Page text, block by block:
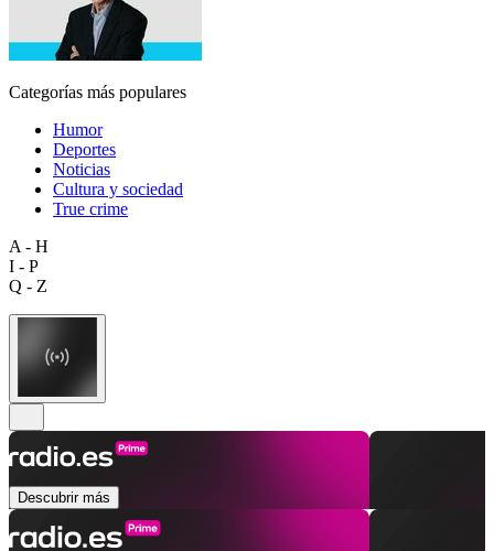
Categorías más populares
Humor
Deportes
Noticias
Cultura y sociedad
True crime
A - H
I - P
Q - Z
Descubrir más